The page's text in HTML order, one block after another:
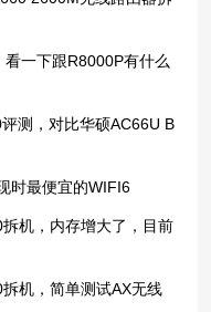
一下跟R8000P有什么
测，对比华硕AC66U B
时最便宜的WIFI6
机，内存增大了，目前
机，简单测试AX无线